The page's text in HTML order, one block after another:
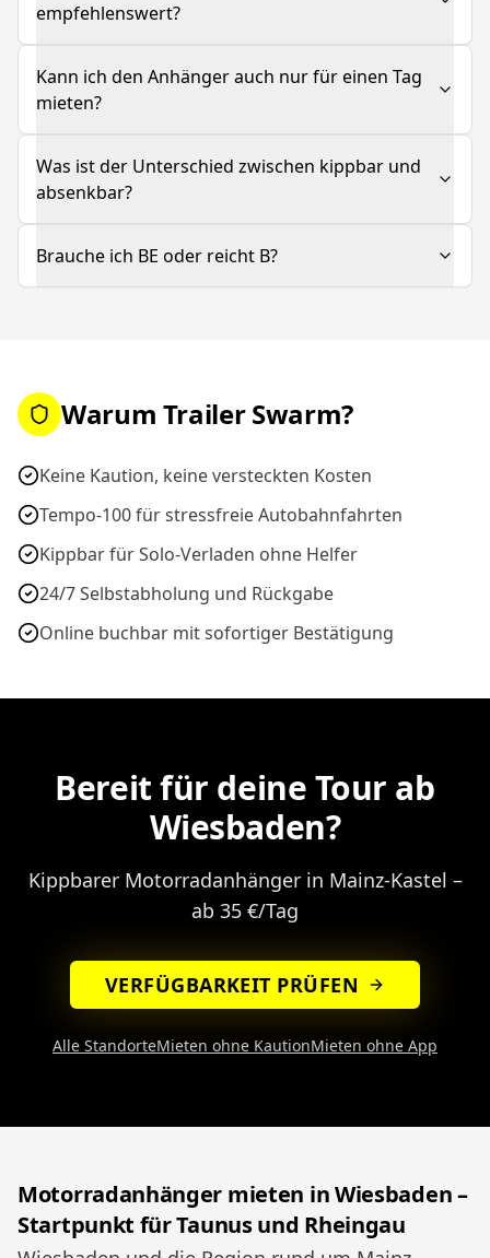
empfehlenswert?
Kann ich den Anhänger auch nur für einen Tag
mieten?
Was ist der Unterschied zwischen kippbar und
absenkbar?
Brauche ich BE oder reicht B?
Warum Trailer Swarm?
Keine Kaution, keine versteckten Kosten
Tempo-100 für stressfreie Autobahnfahrten
Kippbar für Solo-Verladen ohne Helfer
24/7 Selbstabholung und Rückgabe
Online buchbar mit sofortiger Bestätigung
Bereit für deine Tour ab
Wiesbaden?
Kippbarer Motorradanhänger in Mainz-Kastel –
ab 35 €/Tag
VERFÜGBARKEIT PRÜFEN
Alle StandorteMieten ohne KautionMieten ohne App
Motorradanhänger mieten in Wiesbaden –
Startpunkt für Taunus und Rheingau